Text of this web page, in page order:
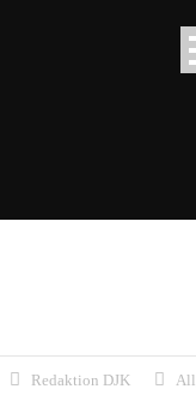
Redaktion DJK